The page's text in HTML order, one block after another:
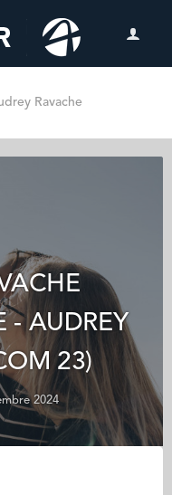
Ravache
- AUDREY
23)
2024